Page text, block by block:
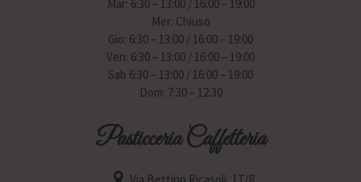
Mar: 6:30 – 13:00 / 16:00 – 19:00
Mer: Chiuso
Gio: 6:30 – 13:00 / 16:00 – 19:00
Ven: 6:30 – 13:00 / 16:00 – 19:00
Sab 6:30 – 13:00 / 16:00 – 19:00
Dom: 7:30 – 12:30
Pasticceria Caffetteria